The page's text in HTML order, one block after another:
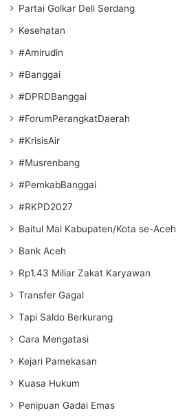
Partai Golkar Deli Serdang
Kesehatan
#Amirudin
#Banggai
#DPRDBanggai
#ForumPerangkatDaerah
#KrisisAir
#Musrenbang
#PemkabBanggai
#RKPD2027
Baitul Mal Kabupaten/Kota se-Aceh
Bank Aceh
Rp1.43 Miliar Zakat Karyawan
Transfer Gagal
Tapi Saldo Berkurang
Cara Mengatasi
Kejari Pamekasan
Kuasa Hukum
Penipuan Gadai Emas